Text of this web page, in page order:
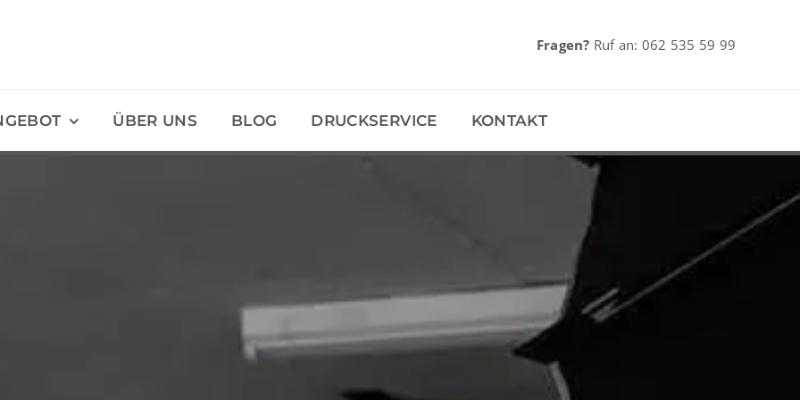
Fragen? Ruf an: 062 535 59 99
ÜBER UNS BLOG DRUCKSERVICE KONTAKT